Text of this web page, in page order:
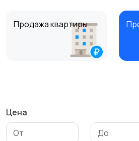
Продажа квартиры
Цена